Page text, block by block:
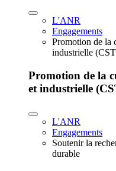
L'ANR
Engagements
Promotion de la
industrielle
Promotion de la
et industrielle
L'ANR
Engagements
Soutenir la
durable